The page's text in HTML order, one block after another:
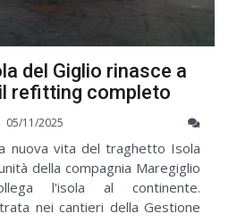
del Giglio rinasce a
refitting completo
05/11/2025
nuova vita del traghetto Isola
della compagnia Maregiglio
l'isola al continente.
nei cantieri della Gestione